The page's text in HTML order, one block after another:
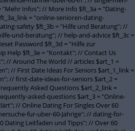
Infos"; // More Info $ft_3a = "Dating-
= "online-senioren-dating-
safety $ft_3b = "Hilfe und Beratung"; //
und-beratung"; // help-and-advice $ft_3c =
Password $ft_3d = "Hilfe zur
Help $ft_3e = "Kontakt"; // Contact Us
// Around The World // articles $art_1 =
// First Date Ideas For Seniors $art_1_link =
// first-date-ideas-for-seniors $art_2 =
Asked Questions $art_2_link =
asked-questions $art_3 = "Online-
// Online Dating For Singles Over 60
fur-uber-60-Jahrige"; // dating-for-
Dating Leitfaden und Tipps"; // Over 60